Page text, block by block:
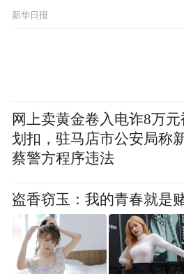
南昌大学作为南昌本土的
生项目，这4个本科招生
与健康、食品营养与健康
经济。
学子笑言“参加咨询后更有
“江报有高招·江西省
场咨询会”吸引了大批高
新华日报
网上卖黄金卷入电诈8万元
划扣，驻马店市公安局称
蔡警方程序违法
盗香窃玉：我的青春就是